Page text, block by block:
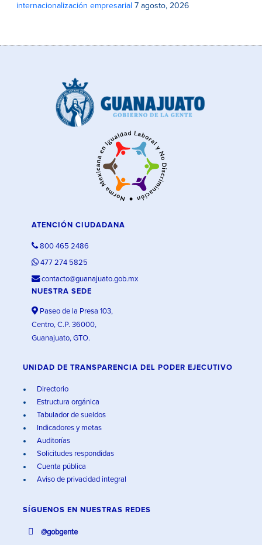
internacionalización empresarial 7 agosto, 2026
ATENCIÓN CIUDADANA
800 465 2486
477 274 5825
contacto@guanajuato.gob.mx
NUESTRA SEDE
Paseo de la Presa 103,
Centro, C.P. 36000,
Guanajuato, GTO.
UNIDAD DE TRANSPARENCIA DEL PODER EJECUTIVO
Directorio
Estructura orgánica
Tabulador de sueldos
Indicadores y metas
Auditorías
Solicitudes respondidas
Cuenta pública
Aviso de privacidad integral
SÍGUENOS EN NUESTRAS REDES
@gobgente